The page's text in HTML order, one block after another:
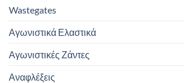
Wastegates
Αγωνιστικά Ελαστικά
Αγωνιστικές Ζάντες
Αναφλέξεις